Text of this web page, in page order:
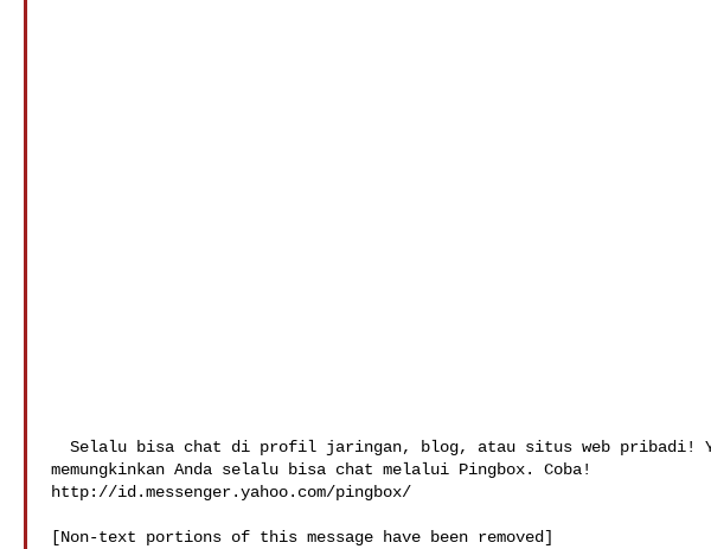
memungkinkan Anda selalu bisa chat melalui Pingbox. Coba!
http://id.messenger.yahoo.com/pingbox/
[Non-text portions of this message have been removed]